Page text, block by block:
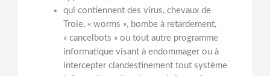
qui contiennent des virus, chevaux de
Troie, « worms », bombe à retardement,
« cancelbots » ou tout autre programme
informatique visant à endommager ou à
intercepter clandestinement tout système